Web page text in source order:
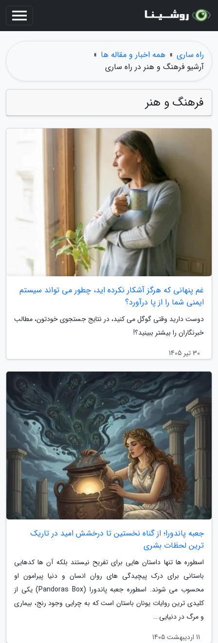
راه ساری » همه اخبار و مقاله ها »
آرشیو فرهنگ و هنر در راه ساری
فرهنگ و هنر
غم پنهانی که هرگز آشکار نکرده اید، چطور می تواند سیستم
ایمنی شما را از پا درآورد؟
دوست دارید وقتی گوگل می کنید، در نتایج جستجوی خودتون، مطالب
خبرنگاران را بیشتر ببینید؟!
30 تیر 1405
جعبه پاندورا؛ از گناه نخستین تا درخشش امید در تاریک
ترین لحظات بشری
اسطوره ها تنها داستان هایی برای تفریح نیستند بلکه آن ها کدهایی
باستانی برای درک پیچیدگی های روان انسان و دنیا پیرامون او
محسوب می شوند. اسطوره جعبه پاندورا (Pandoras Box) یکی از
کلیدی ترین روایات یونان باستان است که به چرایی وجود رنج، بیماری
و مرگ در دنیایی...
11 اردیبهشت 1405